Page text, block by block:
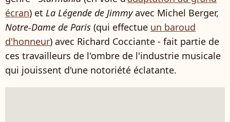
écran) et La Légende de Jimmyavec Michel Berger,
Notre-Dame de Paris (qui effectue un baroud
d'honneur) avec Richard Cocciante - fait partie de
ces travailleurs de l'ombre de l'industrie musicale
qui jouissent d'une notoriété éclatante.